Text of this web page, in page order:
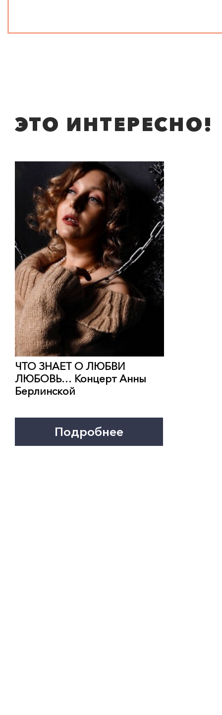
ЭТО ИНТЕРЕСНО!
ЧТО ЗНАЕТ О ЛЮБВИ
ЛЮБОВЬ… Концерт Анны
Берлинской
Подробнее